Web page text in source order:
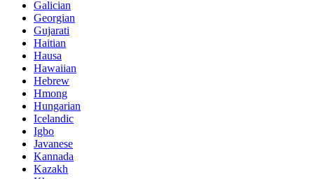
Galician
Georgian
Gujarati
Haitian
Hausa
Hawaiian
Hebrew
Hmong
Hungarian
Icelandic
Igbo
Javanese
Kannada
Kazakh